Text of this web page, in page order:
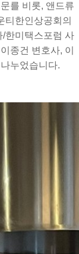
를 비롯, 앤드류
티한인상공회의
/한미택스포럼 사
종건 변호사, 이
누었습니다.